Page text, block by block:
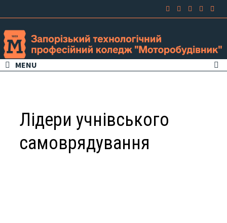
MENU
Лідери учнівського
самоврядування